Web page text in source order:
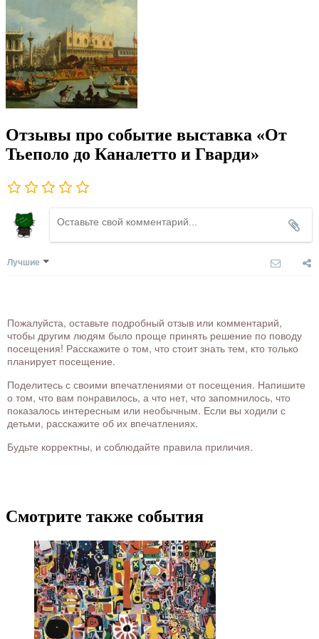
Отзывы про событие выставка «От
Тьеполо до Каналетто и Гварди»
Лучшие
Пожалуйста, оставьте подробный отзыв или комментарий,
чтобы другим людям было проще принять решение по поводу
посещения! Расскажите о том, что стоит знать тем, кто только
планирует посещение.
Поделитесь с своими впечатлениями от посещения. Напишите
о том, что вам понравилось, а что нет, что запомнилось, что
показалось интересным или необычным. Если вы ходили с
детьми, расскажите об их впечатлениях.
Будьте корректны, и соблюдайте правила приличия.
Смотрите также события